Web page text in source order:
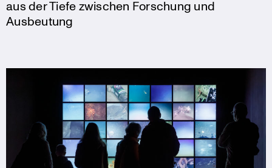
aus der Tiefe zwischen Forschung und
Ausbeutung